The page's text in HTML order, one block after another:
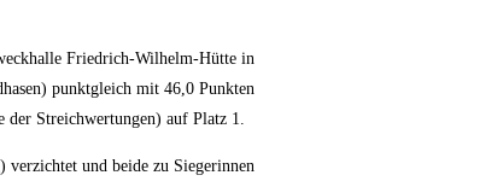
Friedrich-Wilhelm-Hütte in
punktgleich mit 46,0 Punkten
der Streichwertungen) auf Platz 1.
und beide zu Siegerinnen